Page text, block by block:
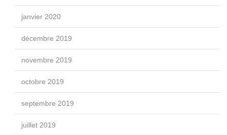
janvier 2020
décembre 2019
novembre 2019
octobre 2019
septembre 2019
juillet 2019